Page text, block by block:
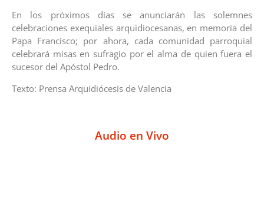
En los próximos días se anunciarán las solemnes
celebraciones exequiales arquidiocesanas, en memoria del
Papa Francisco; por ahora, cada comunidad parroquial
celebrará misas en sufragio por el alma de quien fuera el
sucesor del Apóstol Pedro.
Texto: Prensa Arquidiócesis de Valencia
Audio en Vivo